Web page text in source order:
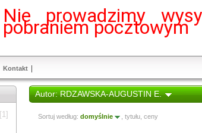
Nie prowadzimy
pobraniem pocztowym
Kontakt
[1]
Autor: RDZAWSKA-AUGUSTIN E.
Sortuj według: domyślnie tytułu, ceny